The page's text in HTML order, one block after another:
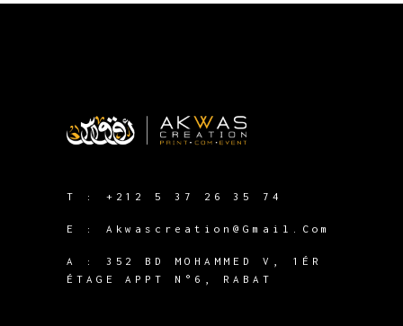
T : +212 5 37 26 35 74
E : Akwascreation@gmail.com
A :
352 BD MOHAMMED V, 1ÉR
ÉTAGE APPT N°6, RABAT